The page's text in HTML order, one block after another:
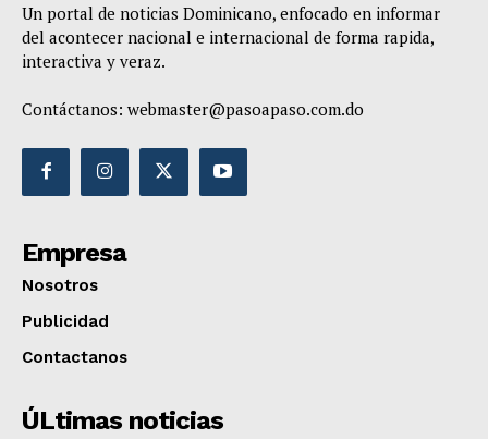
Un portal de noticias Dominicano, enfocado en informar
del acontecer nacional e internacional de forma rapida,
interactiva y veraz.
Contáctanos: webmaster@pasoapaso.com.do
Empresa
Nosotros
Publicidad
Contactanos
ÚLtimas noticias